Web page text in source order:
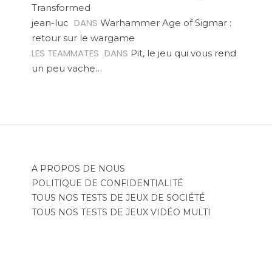
Transformed
jean-luc DANS Warhammer Age of Sigmar :
retour sur le wargame
LES TEAMMATES DANS Pit, le jeu qui vous rend
un peu vache…
A PROPOS DE NOUS
POLITIQUE DE CONFIDENTIALITÉ
TOUS NOS TESTS DE JEUX DE SOCIÉTÉ
TOUS NOS TESTS DE JEUX VIDÉO MULTI